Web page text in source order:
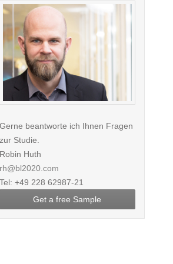
Gerne beantworte ich Ihnen Fragen
zur Studie.
Robin Huth
rh@bl2020.com
Tel: +49 228 62987-21
Get a free Sample